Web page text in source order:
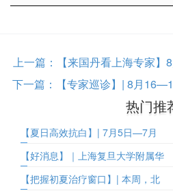
上一篇：
【来国丹看上海专家
下一篇：
【专家巡诊】| 8月
热门推
【夏日高效抗白】| 7月5日—7月
【好消息】｜上海复旦大学附属华
【把握初夏治疗窗口】| 本周，北